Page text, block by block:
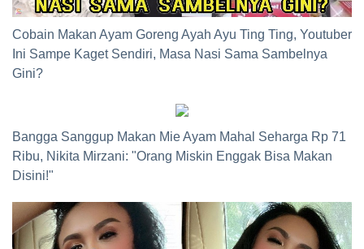
Cobain Makan Ayam Goreng Ayah Ayu Ting Ting, Youtuber
Ini Sampe Kaget Sendiri, Masa Nasi Sama Sambelnya
Gini?
Bangga Sanggup Makan Mie Ayam Mahal Seharga Rp 71
Ribu, Nikita Mirzani: "Orang Miskin Enggak Bisa Makan
Disini!"